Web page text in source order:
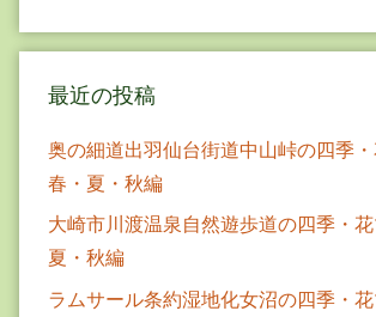
最近の投稿
奥の細道出羽仙台街道中山峠の四季
春・夏・秋編
大崎市川渡温泉自然遊歩道の四季・
夏・秋編
ラムサール条約湿地化女沼の四季・